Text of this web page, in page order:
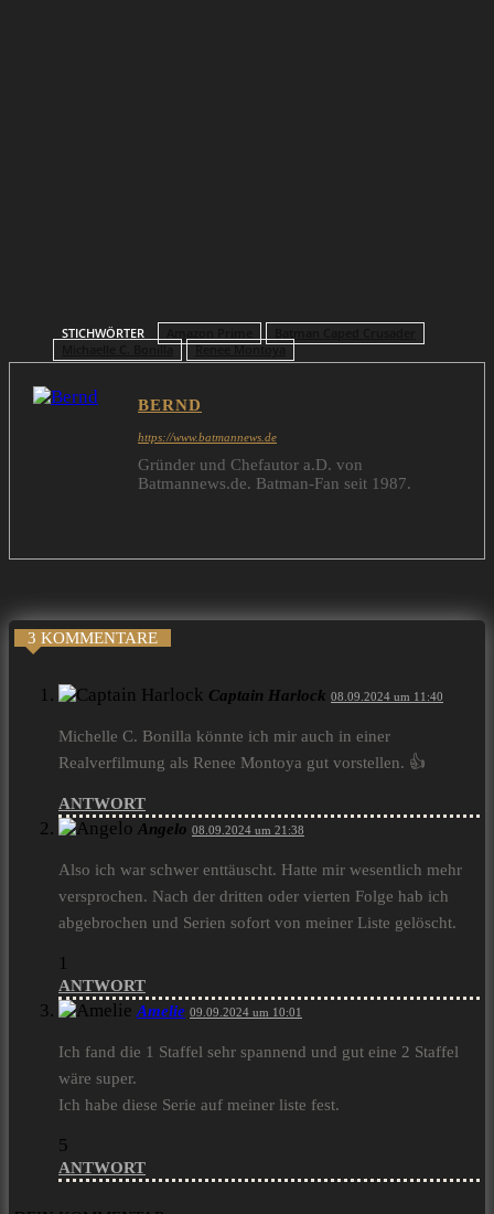
STICHWÖRTER
Michaelle C. Bonilla
Renee Montoya
BERND
https://www.batmannews.de
Gründer und Chefautor a.D. von
Batmannews.de. Batman-Fan seit 1987.
3 KOMMENTARE
Captain Harlock 08.09.2024 um 11:40
Michelle C. Bonilla könnte ich mir auch in einer
Realverfilmung als Renee Montoya gut vorstellen. 👍
ANTWORT
Angelo 08.09.2024 um 21:38
Also ich war schwer enttäuscht. Hatte mir wesentlich mehr
versprochen. Nach der dritten oder vierten Folge hab ich
abgebrochen und Serien sofort von meiner Liste gelöscht.
1
ANTWORT
Amelie 09.09.2024 um 10:01
Ich fand die 1 Staffel sehr spannend und gut eine 2 Staffel
wäre super.
Ich habe diese Serie auf meiner liste fest.
5
ANTWORT